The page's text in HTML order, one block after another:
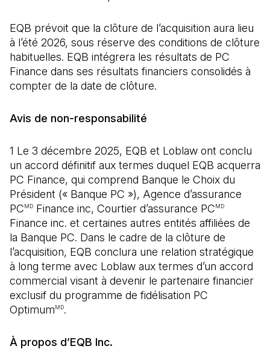
EQB prévoit que la clôture de l’acquisition aura lieu
à l’été 2026, sous réserve des conditions de clôture
habituelles. EQB intégrera les résultats de PC
Finance dans ses résultats financiers consolidés à
compter de la date de clôture.
Avis de non-responsabilité
1 Le 3 décembre 2025, EQB et Loblaw ont conclu
un accord définitif aux termes duquel EQB acquerra
PC Finance, qui comprend Banque le Choix du
Président (« Banque PC »), Agence d’assurance
PCMD Finance inc, Courtier d’assurance PCMD
Finance inc. et certaines autres entités affiliées de
la Banque PC. Dans le cadre de la clôture de
l’acquisition, EQB conclura une relation stratégique
à long terme avec Loblaw aux termes d’un accord
commercial visant à devenir le partenaire financier
exclusif du programme de fidélisation PC
OptimumMD.
À propos d’EQB Inc.